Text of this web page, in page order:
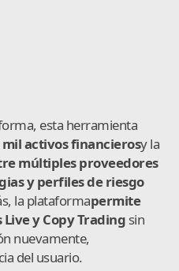
esta herramienta
mil activos financierosy la
múltiples proveedores
y perfiles de riesgo
la plataformapermite
y Copy Trading sin
nuevamente,
del usuario.